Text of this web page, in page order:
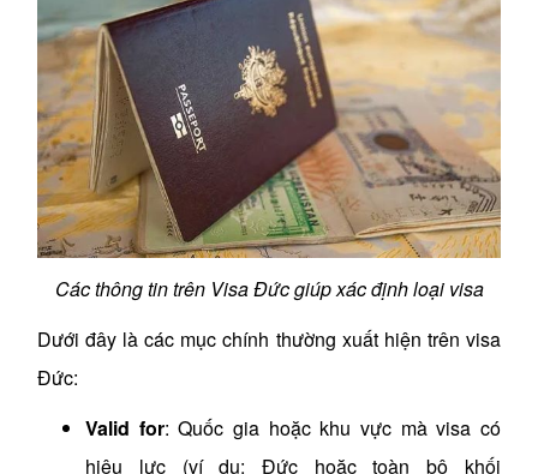
Các thông tin trên Visa Đức giúp xác định loại visa
Dưới đây là các mục chính thường xuất hiện trên visa
Đức:
Valid for: Quốc gia hoặc khu vực mà visa có
hiệu lực (ví dụ: Đức hoặc toàn bộ khối